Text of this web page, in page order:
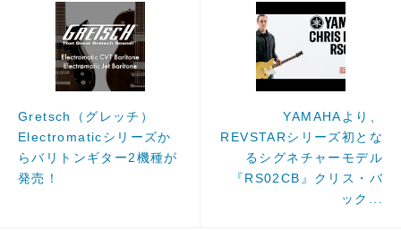
Gretsch（グレッチ）
Electromaticシリーズか
らバリトンギター2機種が
発売！
YAMAHAより、
REVSTARシリーズ初とな
るシグネチャーモデル
『RS02CB』クリス・バ
ック...